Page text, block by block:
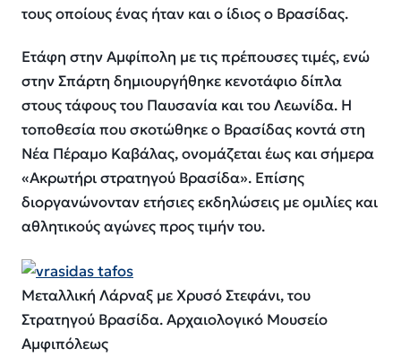
τους οποίους ένας ήταν και ο ίδιος ο Βρασίδας.
Ετάφη στην Αμφίπολη με τις πρέπουσες τιμές, ενώ
στην Σπάρτη δημιουργήθηκε κενοτάφιο δίπλα
στους τάφους του Παυσανία και του Λεωνίδα. Η
τοποθεσία που σκοτώθηκε ο Βρασίδας κοντά στη
Νέα Πέραμο Καβάλας, ονομάζεται έως και σήμερα
«Ακρωτήρι στρατηγού Βρασίδα». Επίσης
διοργανώνονταν ετήσιες εκδηλώσεις με ομιλίες και
αθλητικούς αγώνες προς τιμήν του.
Μεταλλική Λάρναξ με Χρυσό Στεφάνι, του
Στρατηγού Βρασίδα. Αρχαιολογικό Μουσείο
Αμφιπόλεως